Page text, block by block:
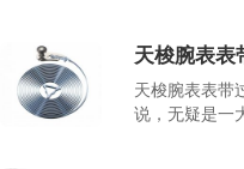
天梭腕表表
天梭腕表表带
说，无疑是一